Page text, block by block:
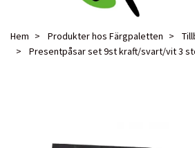
Hem Produkter hos Färgpaletten
Presentpåsar set 9st kraft/svart/vit 3